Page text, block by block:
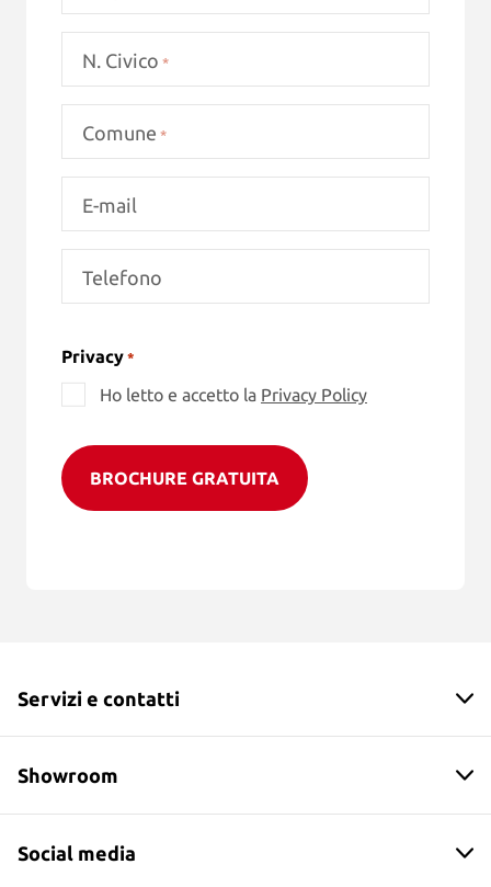
N. Civico *
Comune *
E-mail
Telefono
CAPTCHA
Privacy *
Ho letto e accetto la Privacy Policy
BROCHURE GRATUITA
Servizi e contatti
Showroom
Social media